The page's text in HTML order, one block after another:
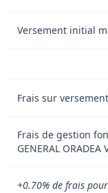
Versement initial
Frais sur
Frais de gestion
GENERAL ORADEA
+0.70% de frais